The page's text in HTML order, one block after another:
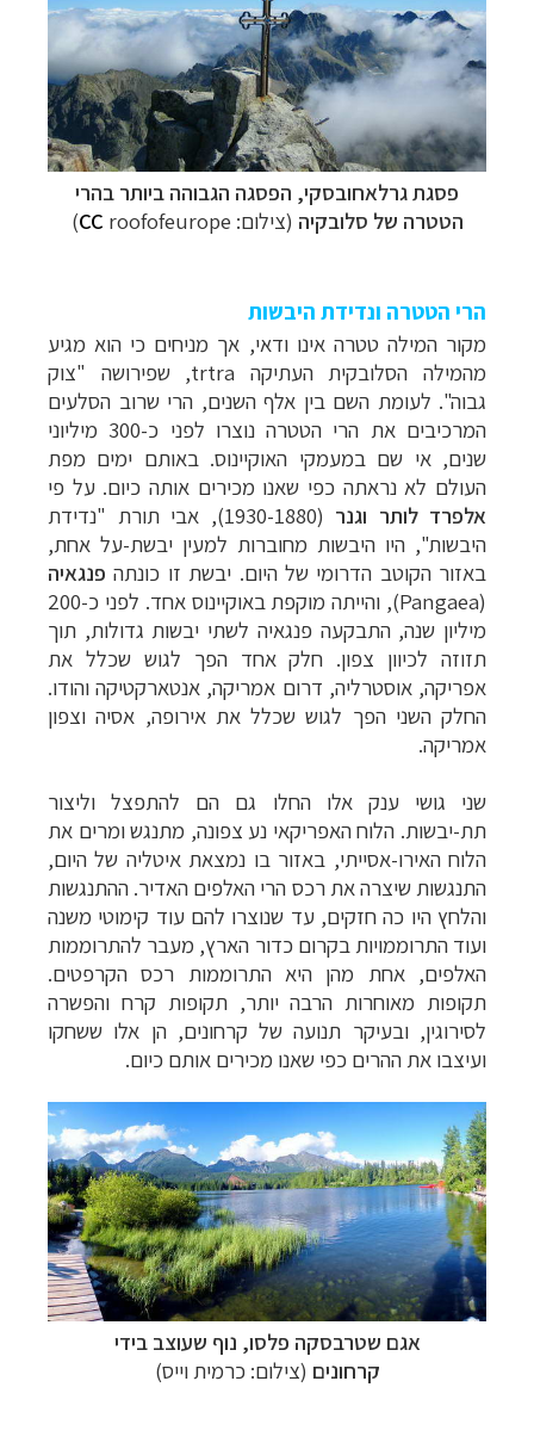
פסגתגרלאחובסקי, הפסגה הגבוהה ביותר בהרי
הטטרה של סלובקיה (צילום: CC roofofeurope
)
הרי הטטרה ונדידת היבשות
מקור המילה טטרה אינו ודאי, אך מניחים כי הוא מגיע
מהמילה הסלובקית העתיקה trtra, שפירושה "צוק
גבוה". לעומת השם בין אלף השנים, הרי שרוב הסלעים
המרכיבים את הרי הטטרה נוצרו לפני כ-300 מיליוני
שנים, אי שם במעמקי האוקיינוס. באותם ימים מפת
העולם לא נראתה כפי שאנו מכירים אותה כיום. על פי
אלפרד לותר וגנר
(1930-1880), אבי תורת "נדידת
היבשות", היו היבשות מחוברות למעין יבשת-על אחת,
באזור הקוטב הדרומי של היום. יבשת זו כונתה פנגאיה
(
Pangaea
), והייתה מוקפת באוקיינוס אחד. לפני כ-200
מיליון שנה, התבקעה פנגאיה לשתי יבשות גדולות, תוך
תזוזה לכיוון צפון. חלק אחד הפך לגוש שכלל את
אפריקה, אוסטרליה, דרום אמריקה, אנטארקטיקה והודו.
החלק השני הפך לגוש שכלל את אירופה, אסיה וצפון
אמריקה.
שני גושי ענק אלו החלו גם הם להתפצל וליצור
תת-יבשות. הלוח האפריקאי נע צפונה, מתנגש ומרים את
הלוח האירו-אסייתי, באזור בו נמצאת איטליה של היום,
התנגשות שיצרה את רכס הרי האלפים האדיר. ההתנגשות
והלחץ היו כה חזקים, עד שנוצרו להם עוד קימוטי משנה
ועוד התרוממויות בקרום כדור הארץ, מעבר להתרוממות
האלפים, אחת מהן היא התרוממות רכס הקרפטים.
תקופות מאוחרות הרבה יותר, תקופות קרח והפשרה
לסירוגין, ובעיקר תנועה של קרחונים, הן אלו ששחקו
ועיצבו את ההרים כפי שאנו מכירים אותם כיום.
אגם שטרבסקה פלסו, נוף שעוצב בידי
קרחונים (צילום: כרמית וייס)
מסלולים מוכנים ל-11 יעדים
לחצו לרשימת היעדים
»
קרוזים והפלגות נופשלחצו לרשימת היעדים »
תכנוןטיולים לאמריקה הצפונית לחצו לרשימת
היעדים »